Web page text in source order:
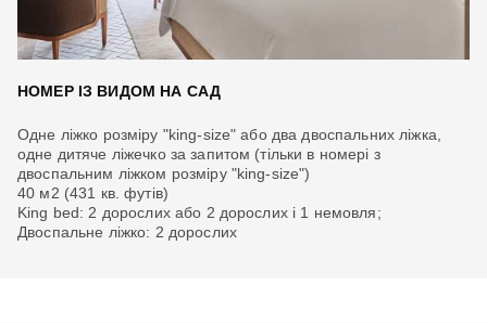
НОМЕР ІЗ ВИДОМ НА САД
Одне ліжко розміру "king-size" або два двоспальних ліжка,
одне дитяче ліжечко за запитом (тільки в номері з
двоспальним ліжком розміру "king-size")
40 м2 (431 кв. футів)
King bed: 2 дорослих або 2 дорослих і 1 немовля;
Двоспальне ліжко: 2 дорослих